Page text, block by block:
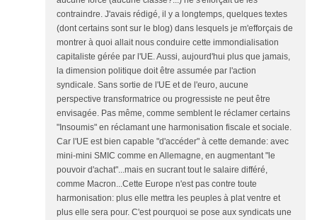
contraindre. J'avais rédigé, il y a longtemps, quelques textes
(dont certains sont sur le blog) dans lesquels je m'efforçais de
montrer à quoi allait nous conduire cette immondialisation
capitaliste gérée par l'UE. Aussi, aujourd'hui plus que jamais,
la dimension politique doit être assumée par l'action
syndicale. Sans sortie de l'UE et de l'euro, aucune
perspective transformatrice ou progressiste ne peut être
envisagée. Pas même, comme semblent le réclamer certains
"Insoumis" en réclamant une harmonisation fiscale et sociale.
Car l'UE est bien capable "d'accéder" à cette demande: avec
mini-mini SMIC comme en Allemagne, en augmentant "le
pouvoir d'achat"...mais en sucrant tout le salaire différé,
comme Macron...Cette Europe n'est pas contre toute
harmonisation: plus elle mettra les peuples à plat ventre et
plus elle sera pour. C'est pourquoi se pose aux syndicats une